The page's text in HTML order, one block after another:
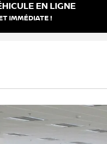
EN LIGNE
IMMÉDIATE !